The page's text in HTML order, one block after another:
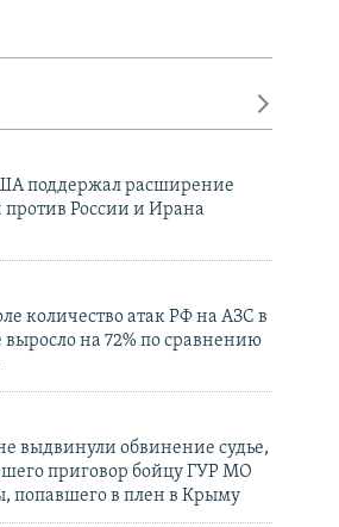
поддержал расширение
России и Ирана
количество атак РФ на АЗС в
на 72% по сравнению
выдвинули обвинение судье,
приговор бойцу ГУР МО
попавшего в плен в Крыму